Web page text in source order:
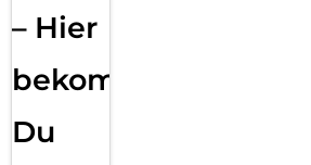
– Hier
bekommst
Du